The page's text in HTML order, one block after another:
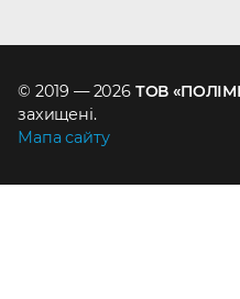
© 2019 — 2026 ТОВ
захищені.
Мапа сайту